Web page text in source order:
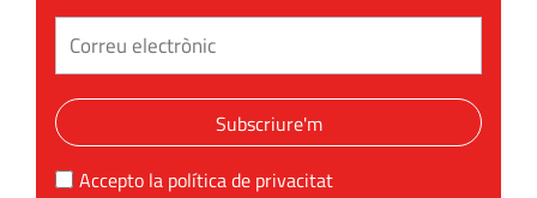
Subscriure'm
Accepto la política de privacitat